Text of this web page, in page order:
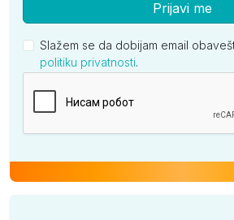
Prijavi me
Slažem se da dobijam email
politiku privatnosti.